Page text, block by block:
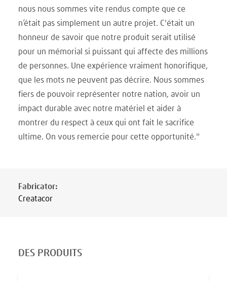
nous nous sommes vite rendus compte que ce
n’était pas simplement un autre projet. C'était un
honneur de savoir que notre produit serait utilisé
pour un mémorial si puissant qui affecte des millions
de personnes. Une expérience vraiment honorifique,
que les mots ne peuvent pas décrire. Nous sommes
fiers de pouvoir représenter notre nation, avoir un
impact durable avec notre matériel et aider à
montrer du respect à ceux qui ont fait le sacrifice
ultime. On vous remercie pour cette opportunité."
Fabricator:
Creatacor
DES PRODUITS